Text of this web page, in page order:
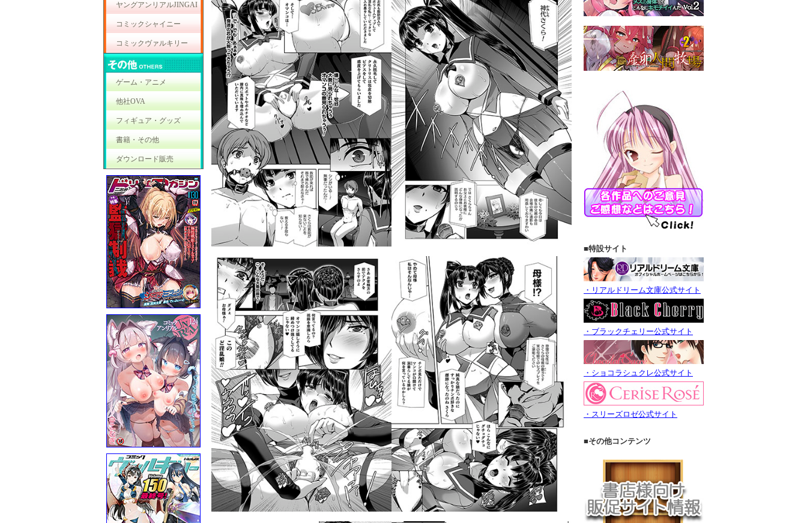
ヤングアンリアルJINGAI
コミックシャイニー
コミックヴァルキリー
ゲーム・アニメ
他社OVA
フィギュア・グッズ
書籍・その他
ダウンロード販売
■特設サイト
・リアルドリーム文庫公式サイト
・ブラックチェリー公式サイト
・ショコラシュクレ公式サイト
・スリーズロゼ公式サイト
■その他コンテンツ